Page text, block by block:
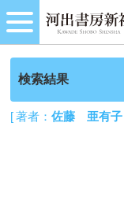
検索結果
[ 著者：佐藤 亜有子